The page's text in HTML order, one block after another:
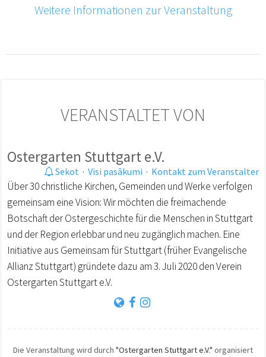
Weitere Informationen zur Veranstaltung
VERANSTALTET VON
Ostergarten Stuttgart e.V.
Sekot · Visi pasākumi · Kontakt zum Veranstalter
Über 30 christliche Kirchen, Gemeinden und Werke verfolgen
gemeinsam eine Vision: Wir möchten die freimachende
Botschaft der Ostergeschichte für die Menschen in Stuttgart
und der Region erlebbar und neu zugänglich machen. Eine
Initiative aus Gemeinsam für Stuttgart (früher Evangelische
Allianz Stuttgart) gründete dazu am 3. Juli 2020 den Verein
Ostergarten Stuttgart e.V.
Die Veranstaltung wird durch "Ostergarten Stuttgart e.V." organisiert